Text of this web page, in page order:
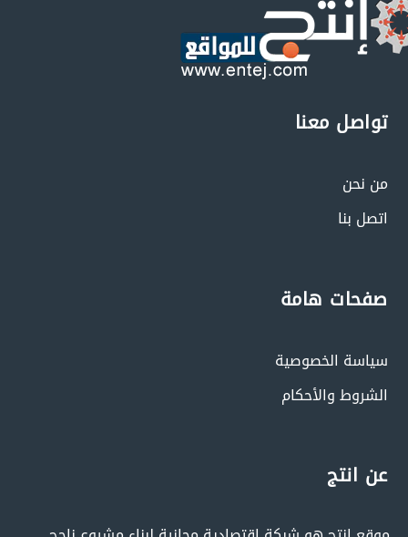
تواصل معنا
من نحن
اتصل بنا
صفحات هامة
سياسة الخصوصية
الشروط والأحكام
عن انتج